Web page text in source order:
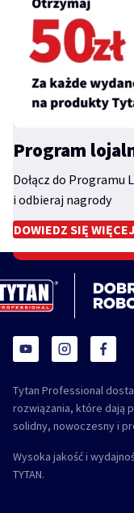
Program
Dołącz do Programu
i odbieraj nagrody
DOWIEDZ SIĘ WIĘCEJ
Tytan Professional
rozwiązania, które dają
solidny, nowoczesny i
Wysoka jakość i
TYTAN.